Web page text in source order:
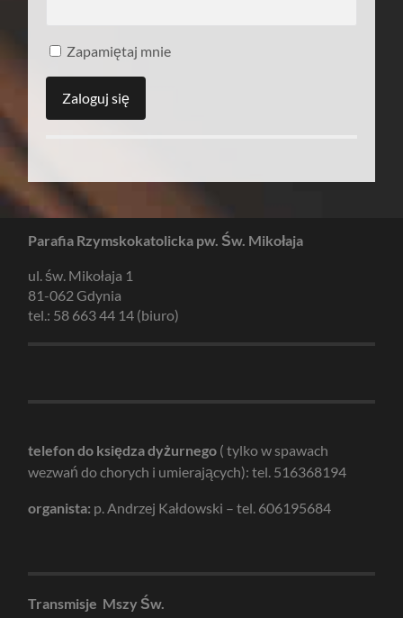
Zapamiętaj mnie
Parafia Rzymskokatolicka pw. Św. Mikołaja
ul. św. Mikołaja 1
81-062 Gdynia
tel.: 58 663 44 14 (biuro)
telefon do księdza dyżurnego ( tylko w spawach
wezwań do chorych i umierających): tel. 516368194
organista: p. Andrzej Kałdowski – tel. 606195684
Transmisje Mszy Św.